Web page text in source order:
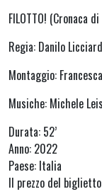
FILOTTO! (Cronaca
Regia: Danilo
Montaggio:
Musiche: Michele
Durata: 52’
Anno: 2022
Paese: Italia
Il prezzo del